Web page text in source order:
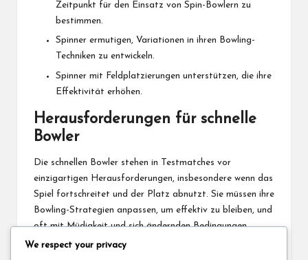
Zeitpunkt für den Einsatz von Spin-Bowlern zu
bestimmen.
Spinner ermutigen, Variationen in ihren Bowling-
Techniken zu entwickeln.
Spinner mit Feldplatzierungen unterstützen, die ihre
Effektivität erhöhen.
Herausforderungen für schnelle
Bowler
Die schnellen Bowler stehen in Testmatches vor
einzigartigen Herausforderungen, insbesondere wenn das
Spiel fortschreitet und der Platz abnutzt. Sie müssen ihre
Bowling-Strategien anpassen, um effektiv zu bleiben, und
oft mit Müdigkeit und sich ändernden Bedingungen
umgehen.
We respect your privacy